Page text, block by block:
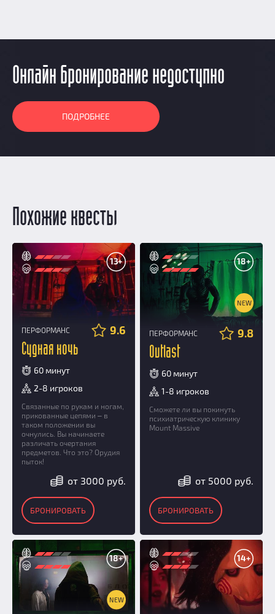
Онлайн бронирование недоступно
ПОДРОБНЕЕ
Похожие квесты
13+
ПЕРФОРМАНС 9.6
Судная ночь
60 минут
2-8 игроков
Связанные по рукам и ногам,
прикованные цепями ‒ в
таком положении вы
очнулись. Вы начинаете
различать очертания
предметов. Что это? Орудия
пыток!
от 3000 руб.
БРОНИРОВАТЬ
18+
NEW
ПЕРФОРМАНС 9.8
Outlast
60 минут
1-8 игроков
Сможете ли вы покинуть
психиатрическую клинику
Mount Massive
от 5000 руб.
БРОНИРОВАТЬ
18+
NEW
14+